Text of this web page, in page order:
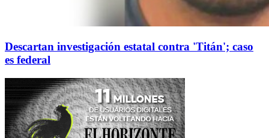
Descartan investigación estatal contra 'Titán'; caso
es federal